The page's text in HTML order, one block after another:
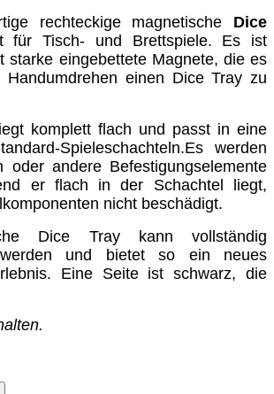
rechteckige magnetische Dice
für Tisch- und Brettspiele. Es ist
starke eingebettete Magnete, die es
Handumdrehen einen Dice Tray zu
komplett flach und passt in eine
Spieleschachteln.Es werden
oder andere Befestigungselemente
er flach in der Schachtel liegt,
nicht beschädigt.
Dice Tray kann vollständig
werden und bietet so ein neues
Eine Seite ist schwarz, die